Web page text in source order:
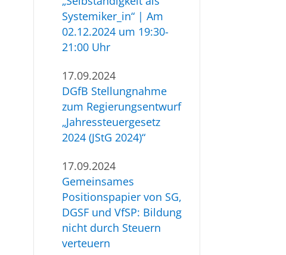
Systemiker_in“ | Am
02.12.2024 um 19:30-
21:00 Uhr
17.09.2024
DGfB Stellungnahme
zum Regierungsentwurf
„Jahressteuergesetz
2024 (JStG 2024)“
17.09.2024
Gemeinsames
Positionspapier von SG,
DGSF und VfSP: Bildung
nicht durch Steuern
verteuern